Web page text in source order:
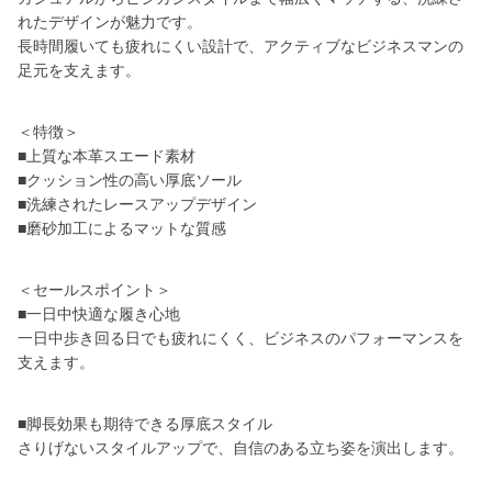
れたデザインが魅力です。
長時間履いても疲れにくい設計で、アクティブなビジネスマンの
足元を支えます。
＜特徴＞
■上質な本革スエード素材
■クッション性の高い厚底ソール
■洗練されたレースアップデザイン
■磨砂加工によるマットな質感
＜セールスポイント＞
■一日中快適な履き心地
一日中歩き回る日でも疲れにくく、ビジネスのパフォーマンスを
支えます。
■脚長効果も期待できる厚底スタイル
さりげないスタイルアップで、自信のある立ち姿を演出します。